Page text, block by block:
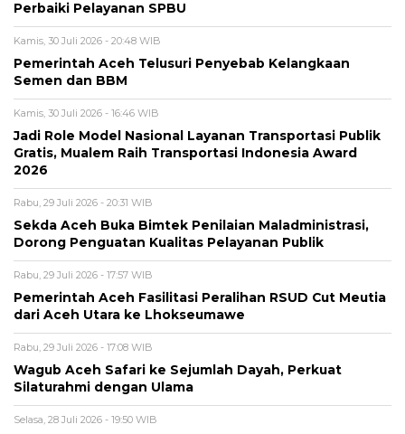
Perbaiki Pelayanan SPBU
Kamis, 30 Juli 2026 - 20:48 WIB
Pemerintah Aceh Telusuri Penyebab Kelangkaan
Semen dan BBM
Kamis, 30 Juli 2026 - 16:46 WIB
Jadi Role Model Nasional Layanan Transportasi Publik
Gratis, Mualem Raih Transportasi Indonesia Award
2026
Rabu, 29 Juli 2026 - 20:31 WIB
Sekda Aceh Buka Bimtek Penilaian Maladministrasi,
Dorong Penguatan Kualitas Pelayanan Publik
Rabu, 29 Juli 2026 - 17:57 WIB
Pemerintah Aceh Fasilitasi Peralihan RSUD Cut Meutia
dari Aceh Utara ke Lhokseumawe
Rabu, 29 Juli 2026 - 17:08 WIB
Wagub Aceh Safari ke Sejumlah Dayah, Perkuat
Silaturahmi dengan Ulama
Selasa, 28 Juli 2026 - 19:50 WIB